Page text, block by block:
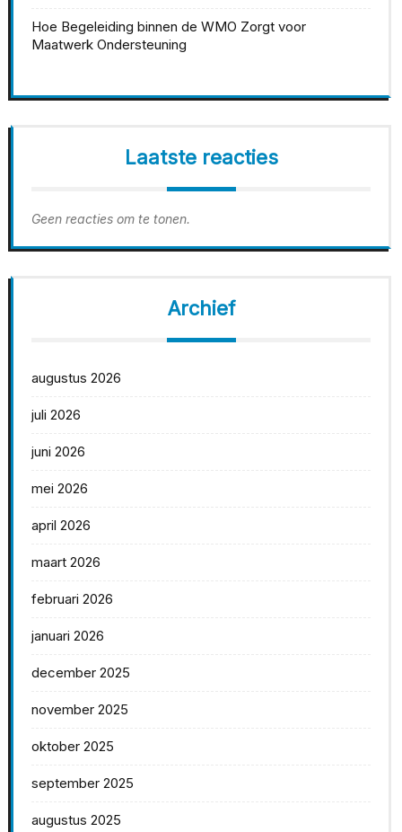
Hoe Begeleiding binnen de WMO Zorgt voor
Maatwerk Ondersteuning
Laatste reacties
Geen reacties om te tonen.
Archief
augustus 2026
juli 2026
juni 2026
mei 2026
april 2026
maart 2026
februari 2026
januari 2026
december 2025
november 2025
oktober 2025
september 2025
augustus 2025